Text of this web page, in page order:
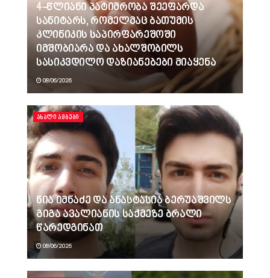
4-წლიანი პატიმრობა შეეფარდა
სანიტარს, რომელმაც ბათუმის
კლინიკის საპირფარეშოში
იმშობიარა და ახალშობილს
სასიკვდილო დაზიანებები მიაყენა
08/06/2026
ᲐᲮᲐᲚᲘ ᲐᲛᲑᲔᲑᲘ
ნია იმნაძე და ანასტასია ბერუაშვილს
გიგა ავალიანის საქმეზე ბრალი
წარედგინათ
08/06/2026